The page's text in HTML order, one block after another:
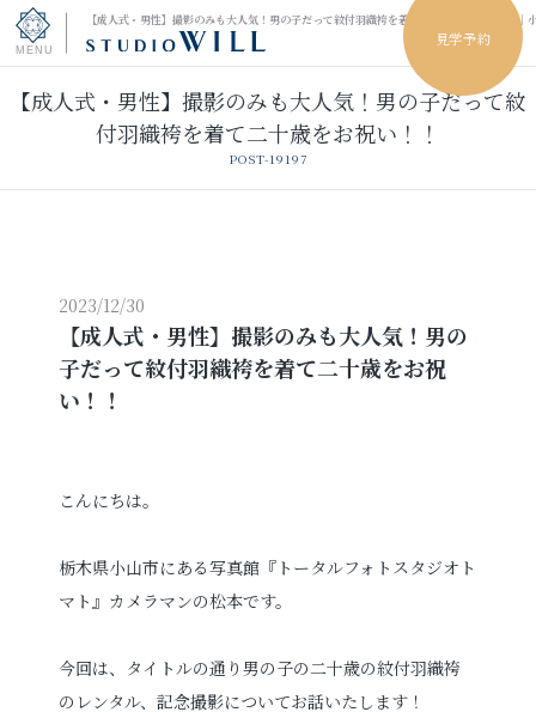
【成人式・男性】撮影のみも大人気！男の子だって紋付羽織袴を着て二十歳をお祝い！！｜
見学予約
トップページ
ウェディングフォト
振袖レンタル 卒業袴レンタル
その他の撮影
プロフィールフォト 婚活写真
【成人式・男性】撮影のみも大人気！男の子だって紋
付羽織袴を着て二十歳をお祝い！！
POST-19197
2023/12/30
【成人式・男性】撮影のみも大人気！男の
子だって紋付羽織袴を着て二十歳をお祝
い！！
こんにちは。
栃木県小山市にある写真館『トータルフォトスタジオト
マト 』カメラマンの松本です。
今回は、タイトルの通り男の子の二十歳の紋付羽織袴
のレンタル、記念撮影についてお話いたします！